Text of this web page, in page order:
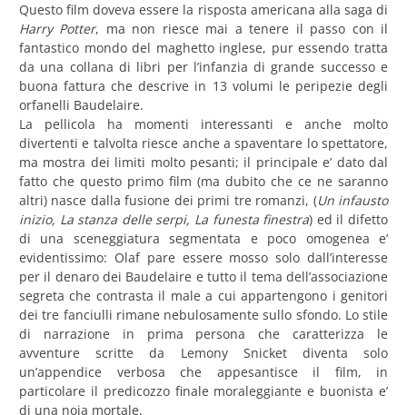
Questo film doveva essere la risposta americana alla saga di
Harry Potter, ma non riesce mai a tenere il passo con il
fantastico mondo del maghetto inglese, pur essendo tratta
da una collana di libri per l’infanzia di grande successo e
buona fattura che descrive in 13 volumi le peripezie degli
orfanelli Baudelaire.
La pellicola ha momenti interessanti e anche molto
divertenti e talvolta riesce anche a spaventare lo spettatore,
ma mostra dei limiti molto pesanti; il principale e’ dato dal
fatto che questo primo film (ma dubito che ce ne saranno
altri) nasce dalla fusione dei primi tre romanzi, (Un infausto
inizio, La stanza delle serpi, La funesta finestra) ed il difetto
di una sceneggiatura segmentata e poco omogenea e’
evidentissimo: Olaf pare essere mosso solo dall’interesse
per il denaro dei Baudelaire e tutto il tema dell’associazione
segreta che contrasta il male a cui appartengono i genitori
dei tre fanciulli rimane nebulosamente sullo sfondo. Lo stile
di narrazione in prima persona che caratterizza le
avventure scritte da Lemony Snicket diventa solo
un’appendice verbosa che appesantisce il film, in
particolare il predicozzo finale moraleggiante e buonista e’
di una noia mortale.